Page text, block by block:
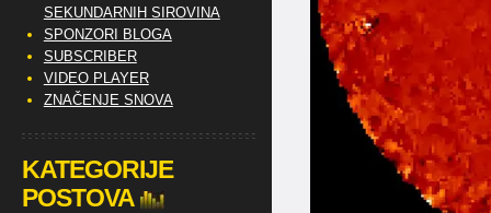
SEKUNDARNIH SIROVINA
SPONZORI BLOGA
SUBSCRIBER
VIDEO PLAYER
ZNAČENJE SNOVA
KATEGORIJE
POSTOVA